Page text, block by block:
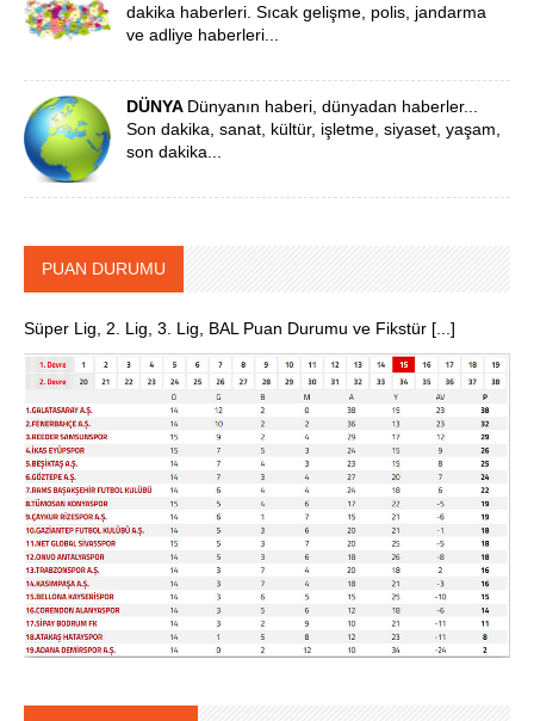
dakika haberleri. Sıcak gelişme, polis, jandarma
ve adliye haberleri...
DÜNYA Dünyanın haberi, dünyadan haberler...
Son dakika, sanat, kültür, işletme, siyaset, yaşam,
son dakika...
PUAN DURUMU
Süper Lig, 2. Lig, 3. Lig, BAL Puan Durumu ve Fikstür [...]